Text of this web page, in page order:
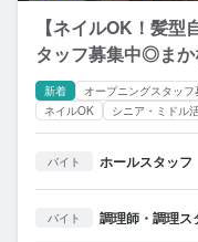
【ネイルOK！髪
タッフ募集中◎まか
新着 オープニングスタッフ
ネイルOK
シニア・ミドル
バイト ホールスタッフ
バイト 調理師・調理ス